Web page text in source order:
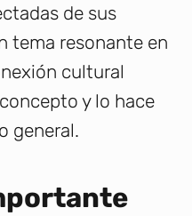
de sus
tema resonante en
cultural
y lo hace
general.